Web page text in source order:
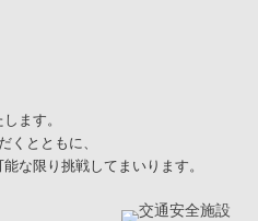
ます。
くとともに、
な限り挑戦してまいります。